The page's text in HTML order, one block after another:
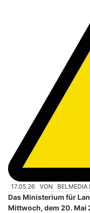
17.05.26 VON BELMEDIA
Das Ministerium für
Mittwoch, dem 20. Mai